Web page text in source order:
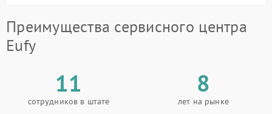
Преимущества сервисного центра
Eufy
11
сотрудников в штате
8
лет на рынке